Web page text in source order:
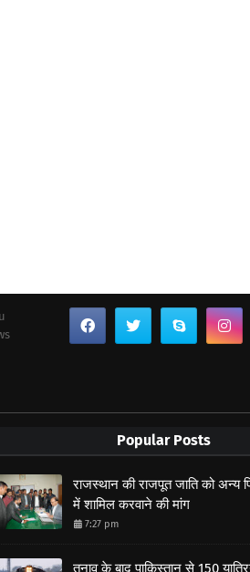
Popular Posts
राजस्थान की राजपूत जाति को अन्य
में शामिल करवाने की मांग
7:27 pm
तनाव के बाद पाकिस्तान से 150